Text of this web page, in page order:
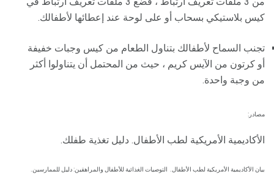
كيس بلاستيكي بسحاب أو على لوحة عند إعطائها لأطفالك.
تجنب السماح لأطفالك بتناول الطعام من كيس وجبات خفيفة
أو كرتون من الآيس كريم ، حيث من المحتمل أن يتناولوا أكثر
من وجبة واحدة.
مصادر:
الأكاديمية الأمريكية لطب الأطفال. دليل تغذية طفلك.
بيان الأكاديمية الأمريكية لطب الأطفال. التوصيات الغذائية للأطفال والمراهقين: دليل للممارسين.